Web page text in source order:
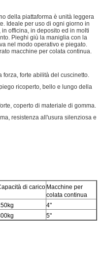
della piattaforma è unità leggera
Ideale per uso di ogni giorno in
officina, in deposito ed in molti
Pieghi giù la maniglia con la
nel modo operativo e piegato.
macchine per colata continua.
forza, forte abilità del cuscinetto.
ricoperto, bello e lungo della
coperto di materiale di gomma.
resistenza all'usura silenziosa e
di carico Macchine per
colata continua
4"
5"